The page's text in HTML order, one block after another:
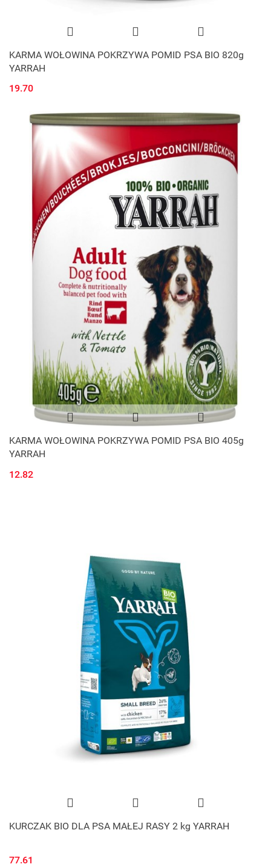
KARMA WOŁOWINA POKRZYWA POMID PSA BIO 820g
YARRAH
19.70
KARMA WOŁOWINA POKRZYWA POMID PSA BIO 405g
YARRAH
12.82
KURCZAK BIO DLA PSA MAŁEJ RASY 2 kg YARRAH
77.61